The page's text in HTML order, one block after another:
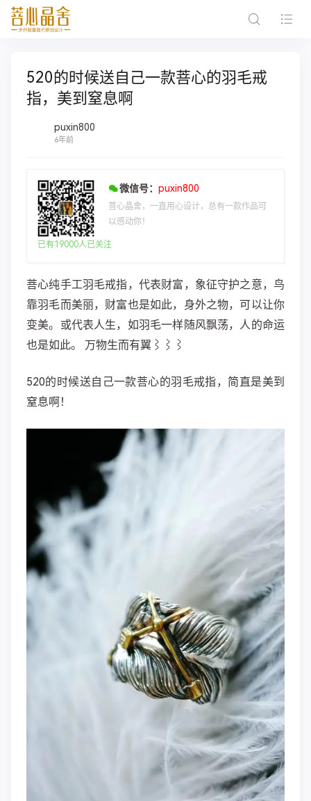
520的时候送自己一款菩心的羽毛戒
指，美到窒息啊
puxin800
6年前
微信号： puxin800
菩心晶舍，一直用心设计，总有一款作品可
以感动你！
已有19000人已关注
菩心纯手工羽毛戒指，代表财富，象征守护之意，鸟
靠羽毛而美丽，财富也是如此，身外之物，可以让你
变美。或代表人生，如羽毛一样随风飘荡，人的命运
也是如此。 万物生而有翼⌇⌇⌇
520的时候送自己一款菩心的羽毛戒指，简直是美到
窒息啊！